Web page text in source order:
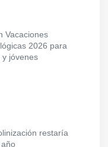
Vacaciones
2026 para
y jóvenes
restaría